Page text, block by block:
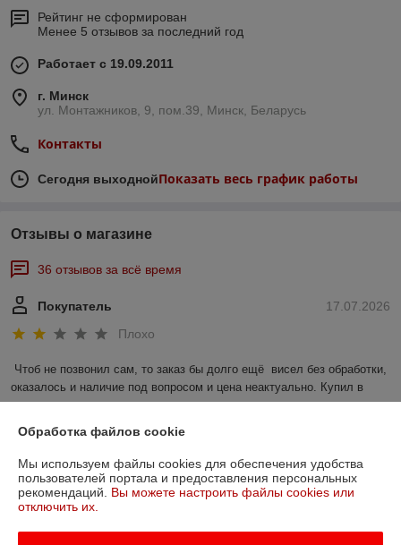
Рейтинг не сформирован
Менее 5 отзывов за последний год
Работает с 19.09.2011
г. Минск
ул. Монтажников, 9, пом.39, Минск, Беларусь
Контакты
Сегодня выходнойПоказать весь график работы
Отзывы о магазине
36 отзывов за всё время
17.07.2026
Покупатель
Плохо
Чтоб не позвонил сам, то заказ бы долго ещё  висел без обработки,
оказалось и наличие под вопросом и цена неактуально. Купил в
другом месте.
Сделка подтверждена через корзину
06.04.2023
Покупатель
Обработка файлов cookie
Мы используем файлы cookies для обеспечения удобства
пользователей портала и предоставления персональных
рекомендаций. Вы можете настроить файлы cookies или
отключить их.